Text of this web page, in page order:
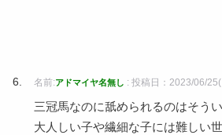
名前:アドマイヤ名無し : 投稿日：2023/06/
三冠馬なのに舐められるのはそう
大人しい子や繊細な子には難しい世